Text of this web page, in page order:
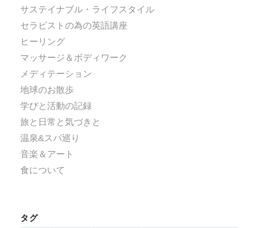
サステイナブル・ライフスタイル
セラピストの為の英語講座
ヒーリング
マッサージ＆ボディワーク
メディテーション
地球のお散歩
学びと活動の記録
旅と日常と気づきと
温泉&スパ巡り
音楽＆アート
食について
タグ